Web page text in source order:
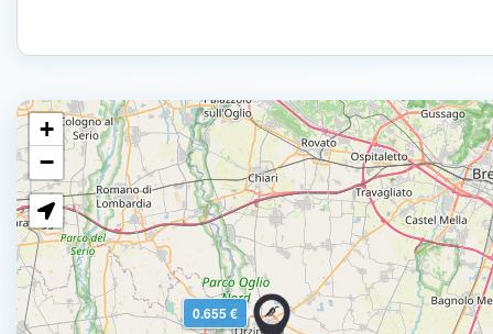
0.655 €
+
−